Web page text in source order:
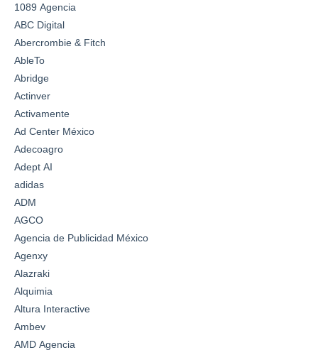
1089 Agencia
ABC Digital
Abercrombie & Fitch
AbleTo
Abridge
Actinver
Activamente
Ad Center México
Adecoagro
Adept AI
adidas
ADM
AGCO
Agencia de Publicidad México
Agenxy
Alazraki
Alquimia
Altura Interactive
Ambev
AMD Agencia